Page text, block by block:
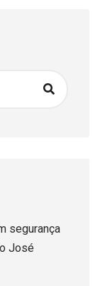
segurança
José